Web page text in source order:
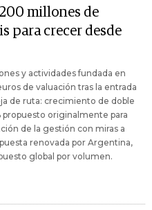
millones de
para crecer desde
y actividades fundada en
de valuación tras la entrada
de ruta: crecimiento de doble
originalmente para
de la gestión con miras a
renovada por Argentina,
global por volumen.